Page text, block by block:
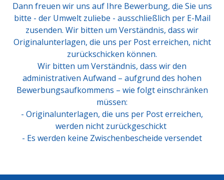
Dann freuen wir uns auf Ihre Bewerbung, die Sie uns
bitte - der Umwelt zuliebe - ausschließlich per E-Mail
zusenden. Wir bitten um Verständnis, dass wir
Originalunterlagen, die uns per Post erreichen, nicht
zurückschicken können.
Wir bitten um Verständnis, dass wir den
administrativen Aufwand – aufgrund des hohen
Bewerbungsaufkommens – wie folgt einschränken
müssen:
- Originalunterlagen, die uns per Post erreichen,
werden nicht zurückgeschickt
- Es werden keine Zwischenbescheide versendet